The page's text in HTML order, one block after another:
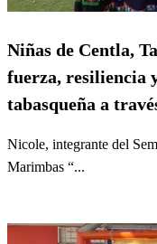
Niñas de Centla,
fuerza, resiliencia
tabasqueña a
Nicole, integrante del
Marimbas “...